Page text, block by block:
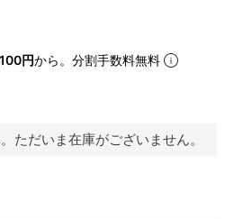
円から。分割手数料無料
ただいま在庫がございません。